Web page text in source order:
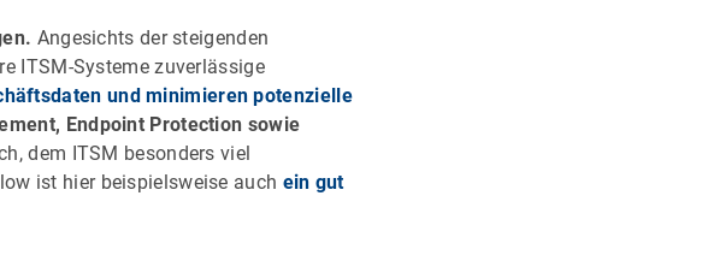
Angesichts der steigenden
ITSM-Systeme zuverlässige
und minimieren potenzielle
Endpoint Protection sowie
dem ITSM besonders viel
ist hier beispielsweise auch ein gut